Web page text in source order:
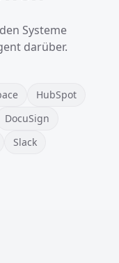
Systeme
darüber.
HubSpot
DocuSign
Slack